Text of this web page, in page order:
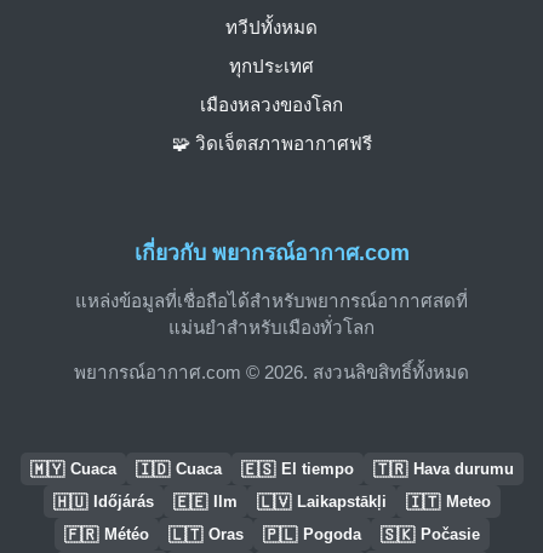
เกี่ยวกับ พยากรณ์อากาศ.com
แหล่งข้อมูลที่เชื่อถือได้สำหรับพยากรณ์อากาศสดที่
แม่นยำสำหรับเมืองทั่วโลก
พยากรณ์อากาศ.com © 2026. สงวนลิขสิทธิ์ทั้งหมด
ทวีปทั้งหมด
ทุกประเทศ
เมืองหลวงของโลก
🧩 วิดเจ็ตสภาพอากาศฟรี
🇲🇾 Cuaca 🇮🇩 Cuaca 🇪🇸 El tiempo 🇹🇷 Hava durumu
🇭🇺 Időjárás 🇪🇪 Ilm 🇱🇻 Laikapstākļi 🇮🇹 Meteo
🇫🇷 Météo 🇱🇹 Oras 🇵🇱 Pogoda 🇸🇰 Počasie